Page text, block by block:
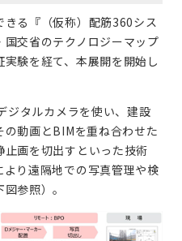
る『（仮称）配筋360シス
交省のテクノロジーマップ
験を経て、本展開を開始し
ジタルカメラを使い、建設
動画とBIMを重ね合わせた
画を切出すといった技術
り遠隔地での写真管理や検
参照）。